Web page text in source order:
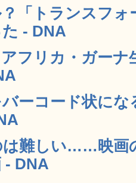
「トランスフォ
- DNA
フリカ・ガーナ
ーコード状に
は難しい……映画
- DNA